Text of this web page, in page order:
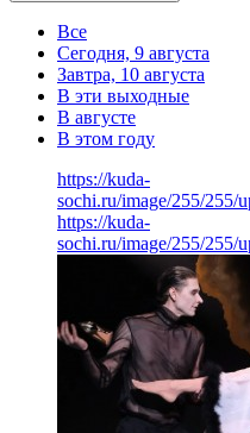
Все
Сегодня, 9 августа
Завтра, 10 августа
В эти выходные
В августе
В этом году
https://kuda-
sochi.ru/image/255/255/
https://kuda-
sochi.ru/image/255/255/